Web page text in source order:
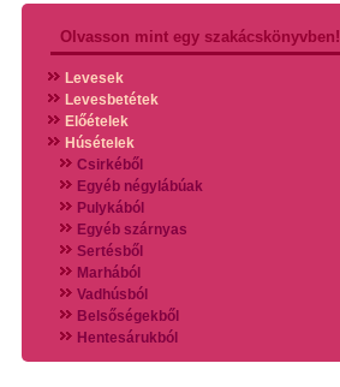
Olvasson mint egy szakácskönyvben!
Levesek
Levesbetétek
Előételek
Húsételek
Csirkéből
Egyéb négylábúak
Pulykából
Egyéb szárnyas
Sertésből
Marhából
Vadhúsból
Belsőségekből
Hentesárukból
Vadszárnyasokból